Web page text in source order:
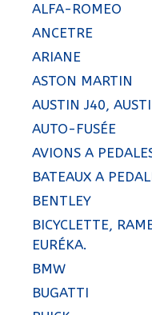
ALFA-ROMEO
ANCETRE
ARIANE
ASTON MARTIN
AUSTIN J40,
AUTO-FUSÉE
AVIONS A
BATEAUX A
BENTLEY
BICYCLETTE,
EURÉKA.
BMW
BUGATTI